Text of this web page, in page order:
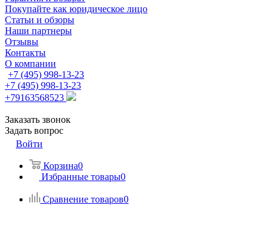
Покупайте как юридическое лицо
Статьи и обзоры
Наши партнеры
Отзывы
Контакты
О компании
+7 (495) 998-13-23
+7 (495) 998-13-23
+79163568523
Заказать звонок
Задать вопрос
Войти
Корзина0
Избранные товары0
Сравнение товаров0